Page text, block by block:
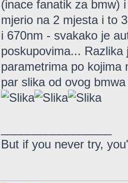
(inace fanatik za bmw)
mjerio na 2 mjesta i to
i 670nm - svakako je
poskupovima...
parametrima po kojima
par slika od ovog
But if you never try,